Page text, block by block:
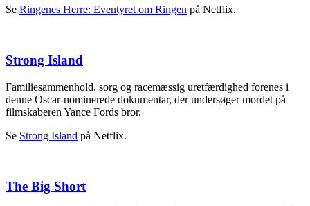
Se Ringenes Herre: Eventyret om Ringen på Netflix.
Strong Island
Familiesammenhold, sorg og racemæssig uretfærdighed forenes i
denne Oscar-nominerede dokumentar, der undersøger mordet på
filmskaberen Yance Fords bror.
Se Strong Island på Netflix.
The Big Short